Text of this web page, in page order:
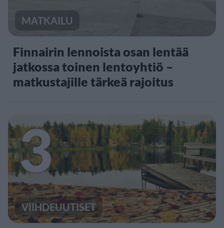
MATKAILU
Finnairin lennoista osan lentää
jatkossa toinen lentoyhtiö –
matkustajille tärkeä rajoitus
3
VIIHDEUUTISET